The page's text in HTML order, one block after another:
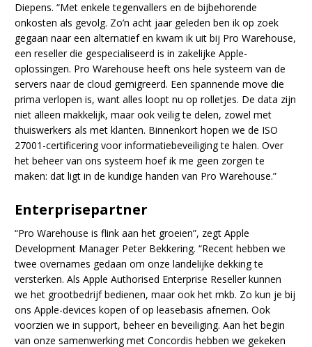
Diepens. “Met enkele tegenvallers en de bijbehorende
onkosten als gevolg. Zo’n acht jaar geleden ben ik op zoek
gegaan naar een alternatief en kwam ik uit bij Pro Warehouse,
een reseller die gespecialiseerd is in zakelijke Apple-
oplossingen. Pro Warehouse heeft ons hele systeem van de
servers naar de cloud gemigreerd. Een spannende move die
prima verlopen is, want alles loopt nu op rolletjes. De data zijn
niet alleen makkelijk, maar ook veilig te delen, zowel met
thuiswerkers als met klanten. Binnenkort hopen we de ISO
27001-certificering voor informatiebeveiliging te halen. Over
het beheer van ons systeem hoef ik me geen zorgen te
maken: dat ligt in de kundige handen van Pro Warehouse.”
Enterprisepartner
“Pro Warehouse is flink aan het groeien”, zegt Apple
Development Manager Peter Bekkering. “Recent hebben we
twee overnames gedaan om onze landelijke dekking te
versterken. Als Apple Authorised Enterprise Reseller kunnen
we het grootbedrijf bedienen, maar ook het mkb. Zo kun je bij
ons Apple-devices kopen of op leasebasis afnemen. Ook
voorzien we in support, beheer en beveiliging. Aan het begin
van onze samenwerking met Concordis hebben we gekeken